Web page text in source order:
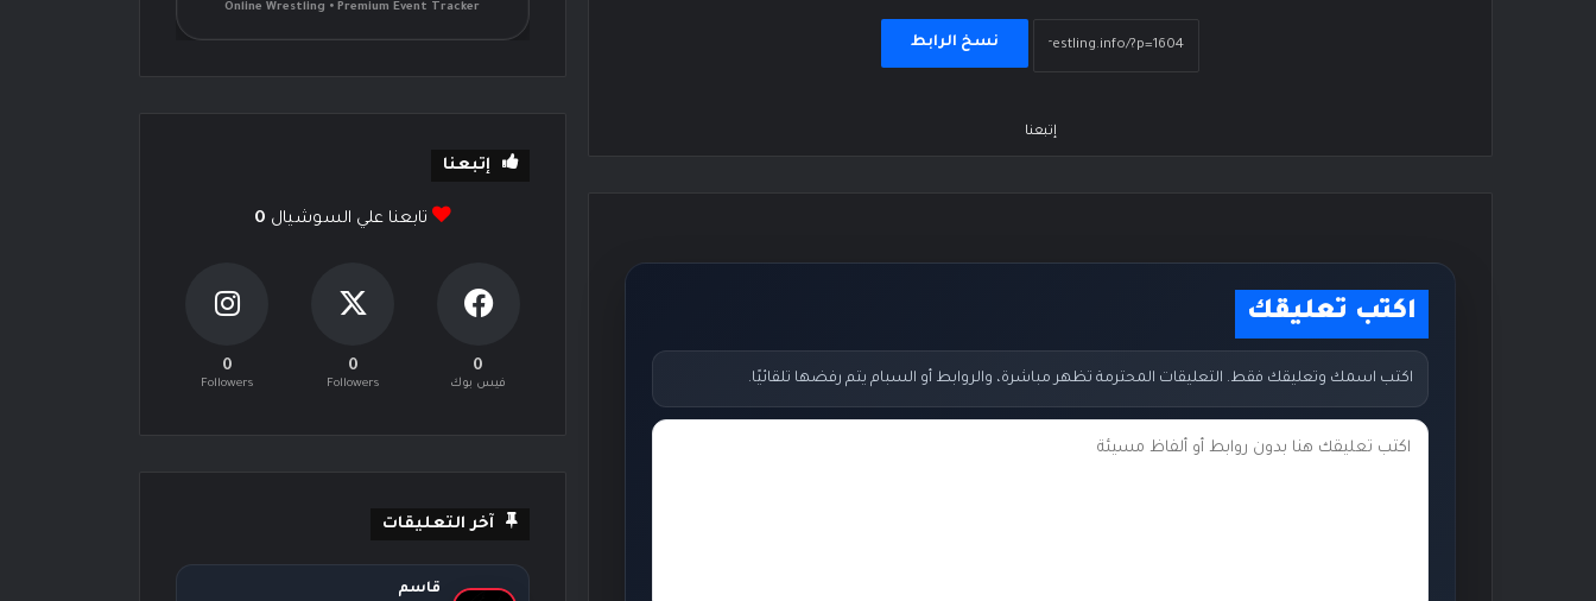
نسخ الرابط
إتبعنا
اكتب تعليقك
اكتب اسمك وتعليقك فقط. التعليقات المحترمة تظهر مباشرة، والروابط أو السبام يتم رفضها تلقائيًا.
ت
Online Wrestling • Premium Event Tracker
إتبعنا
تابعنا علي السوشيال 0
0
فيس بوك
0
Followers
0
Followers
آخر التعليقات
قاسم